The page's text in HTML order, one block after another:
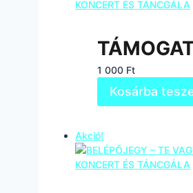
1 000 Ft
Kosárba
Akció!